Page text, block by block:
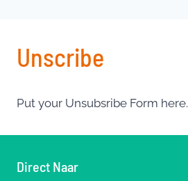
Unscribe
Put your Unsubsribe Form here.
Direct Naar